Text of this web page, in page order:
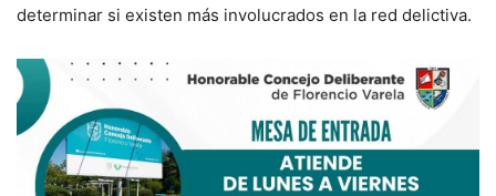
determinar si existen más involucrados en la red delictiva.